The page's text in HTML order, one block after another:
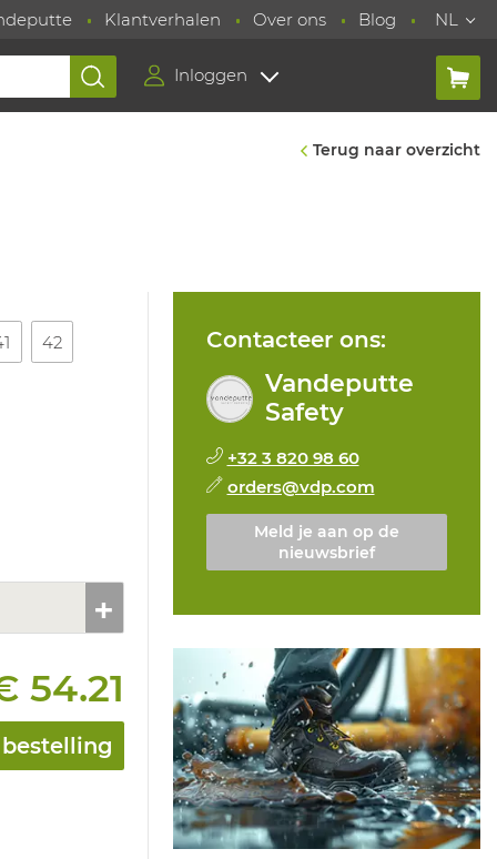
Klantverhalen Over ons Blog NL
Inloggen
Terug naar overzicht
42
54.21
Contacteer ons:
Vandeputte
Safety
+32 3 820 98 60
orders@vdp.com
Meld je aan op de
nieuwsbrief